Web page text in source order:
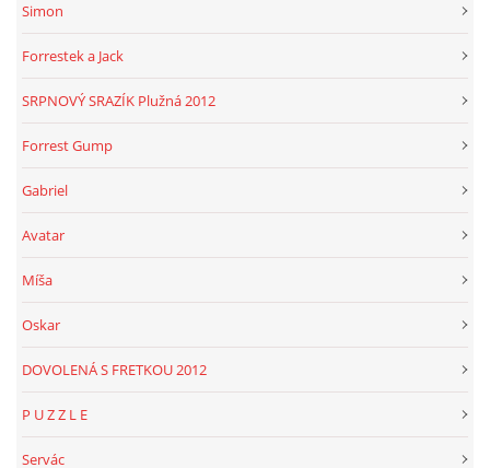
Simon
Forrestek a Jack
SRPNOVÝ SRAZÍK Plužná 2012
Forrest Gump
Gabriel
Avatar
Míša
Oskar
DOVOLENÁ S FRETKOU 2012
P U Z Z L E
Servác